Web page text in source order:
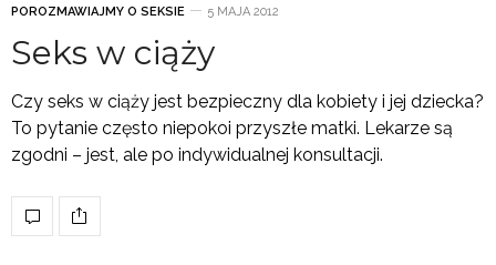
POROZMAWIAJMY O SEKSIE 5 MAJA 2012
Seks w ciąży
Czy seks w ciąży jest bezpieczny dla kobiety i jej dziecka?
To pytanie często niepokoi przyszłe matki. Lekarze są
zgodni – jest, ale po indywidualnej konsultacji.